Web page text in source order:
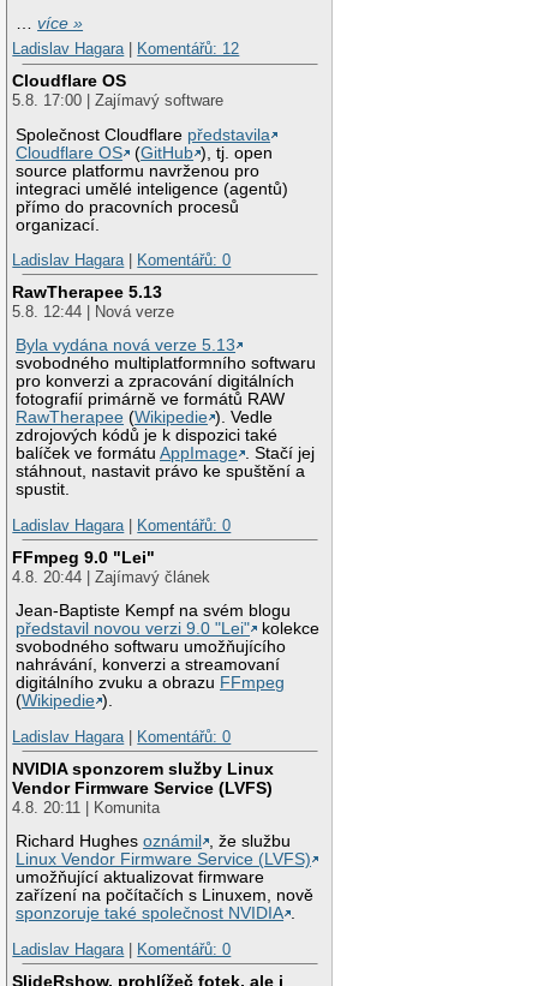
…více »
Ladislav Hagara| Komentářů: 12
Cloudflare OS
5.8. 17:00 | Zajímavý software
Společnost Cloudflare představila
Cloudflare OS
(GitHub ), tj. open
source platformu navrženou pro
integraci umělé inteligence (agentů)
přímo do pracovních procesů
organizací.
Ladislav Hagara| Komentářů: 0
RawTherapee 5.13
5.8. 12:44 | Nová verze
Byla vydána nová verze 5.13
svobodného multiplatformního softwaru
pro konverzi a zpracování digitálních
fotografií primárně ve formátů RAW
RawTherapee (Wikipedie ). Vedle
zdrojových kódů je k dispozici také
balíček ve formátuAppImage . Stačí jej
stáhnout, nastavit právo ke spuštění a
spustit.
Ladislav Hagara| Komentářů: 0
FFmpeg 9.0 "Lei"
4.8. 20:44 | Zajímavý článek
Jean-Baptiste Kempf na svém blogu
představil novou verzi 9.0 "Lei"
kolekce
svobodného softwaru umožňujícího
nahrávání, konverzi a streamovaní
digitálního zvuku a obrazu FFmpeg
(Wikipedie ).
Ladislav Hagara| Komentářů: 0
NVIDIA sponzorem služby Linux
Vendor Firmware Service (LVFS)
4.8. 20:11 | Komunita
Richard Hughesoznámil
, že službu
Linux Vendor Firmware Service (LVFS)
umožňující aktualizovat firmware
zařízení na počítačích s Linuxem, nově
sponzoruje také společnost NVIDIA .
Ladislav Hagara| Komentářů: 0
SlideRshow, prohlížeč fotek, ale i